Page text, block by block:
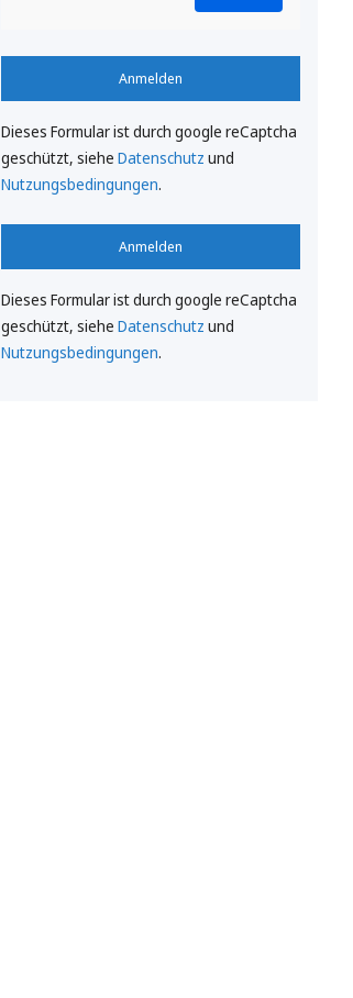
Anmelden
Dieses Formular ist durch google reCaptcha
geschützt, siehe Datenschutz und
Nutzungsbedingungen.
Anmelden
Dieses Formular ist durch google reCaptcha
geschützt, siehe Datenschutz und
Nutzungsbedingungen.